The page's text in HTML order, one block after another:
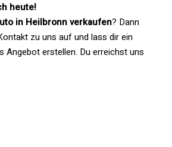
heute!
in Heilbronn verkaufen? Dann
zu uns auf und lass dir ein
Angebot erstellen. Du erreichst uns